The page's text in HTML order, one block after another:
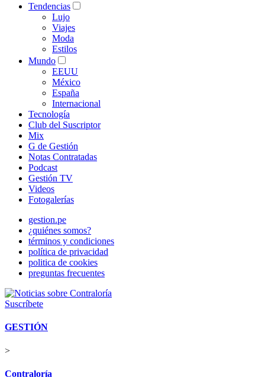
Tendencias
Lujo
Viajes
Moda
Estilos
Mundo
EEUU
México
España
Internacional
Tecnología
Club del Suscriptor
Mix
G de Gestión
Notas Contratadas
Podcast
Gestión TV
Videos
Fotogalerías
gestion.pe
¿quiénes somos?
términos y condiciones
política de privacidad
politica de cookies
preguntas frecuentes
Suscríbete
GESTIÓN
>
Contraloría